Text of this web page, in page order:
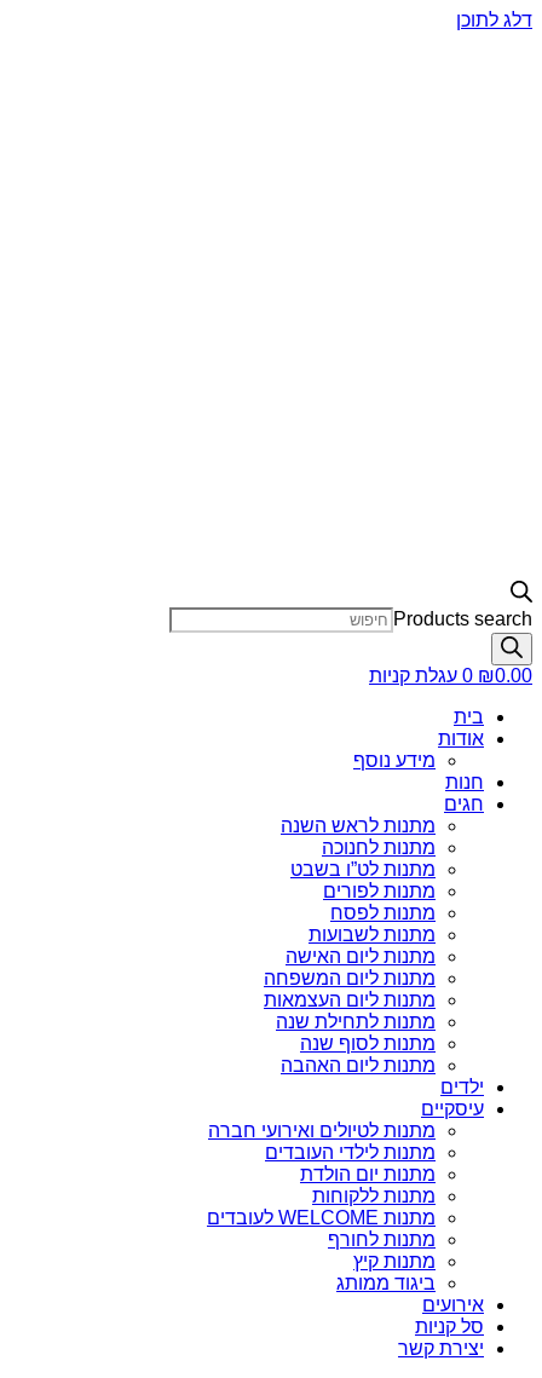
דלג לתוכן
Products search
₪0.00
0 עגלת קניות
בית
אודות
מידע נוסף
חנות
חגים
מתנות לראש השנה
מתנות לחנוכה
מתנות לט”ו בשבט
מתנות לפורים
מתנות לפסח
מתנות לשבועות
מתנות ליום האישה
מתנות ליום המשפחה
מתנות ליום העצמאות
מתנות לתחילת שנה
מתנות לסוף שנה
מתנות ליום האהבה
ילדים
עיסקיים
מתנות לטיולים ואירועי חברה
מתנות לילדי העובדים
מתנות יום הולדת
מתנות ללקוחות
מתנות WELCOME לעובדים
מתנות לחורף
מתנות קיץ
ביגוד ממותג
אירועים
סל קניות
יצירת קשר